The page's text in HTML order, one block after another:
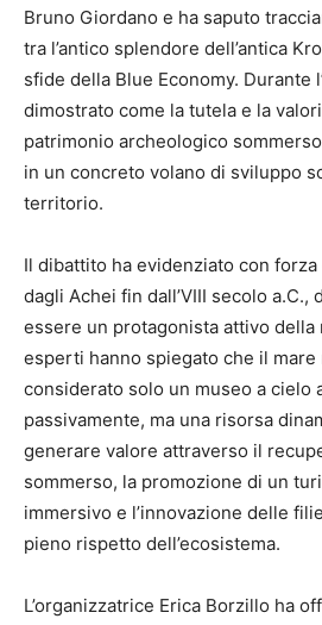
Bruno Giordano e ha saputo
tra l’antico splendore dell’antica
sfide della Blue Economy. Durante
dimostrato come la tutela e la
patrimonio archeologico
in un concreto volano di sviluppo
territorio.
Il dibattito ha evidenziato con
dagli Achei fin dall’VIII secolo a.C.,
essere un protagonista attivo della
esperti hanno spiegato che il mare
considerato solo un museo a cielo
passivamente, ma una risorsa
generare valore attraverso il
sommerso, la promozione di un
immersivo e l’innovazione delle
pieno rispetto dell’ecosistema.
L’organizzatrice Erica Borzillo ha